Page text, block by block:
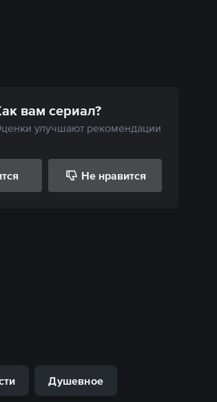
вам сериал?
улучшают рекомендации
Не нравится
Душевное